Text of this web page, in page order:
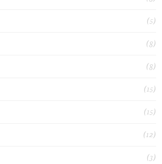
(5)
(8)
(8)
(15)
(15)
(12)
(3)